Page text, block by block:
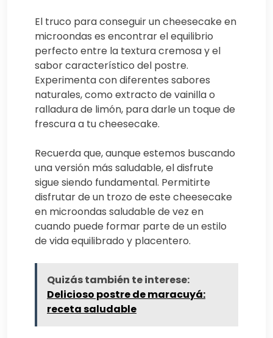
El truco para conseguir un cheesecake en
microondas es encontrar el equilibrio
perfecto entre la textura cremosa y el
sabor característico del postre.
Experimenta con diferentes sabores
naturales, como extracto de vainilla o
ralladura de limón, para darle un toque de
frescura a tu cheesecake.
Recuerda que, aunque estemos buscando
una versión más saludable, el disfrute
sigue siendo fundamental. Permitirte
disfrutar de un trozo de este cheesecake
en microondas saludable de vez en
cuando puede formar parte de un estilo
de vida equilibrado y placentero.
Quizás también te interese:
Delicioso postre de maracuyá:
receta saludable